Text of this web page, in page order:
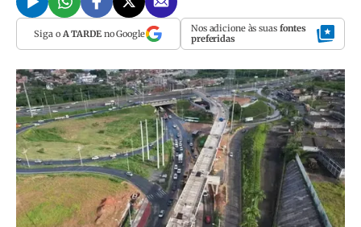
Siga o A TARDEno Google Nos adicione às suas fontes
preferidas